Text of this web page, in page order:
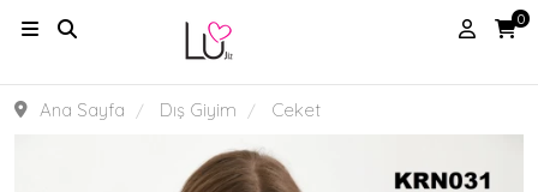
0
Ana Sayfa Dış Giyim Ceket